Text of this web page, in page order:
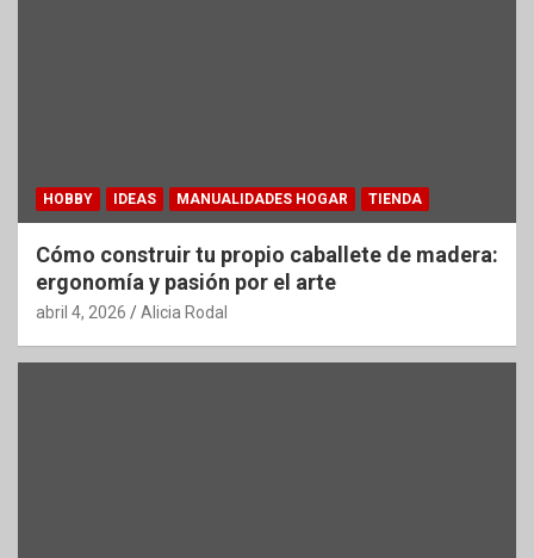
HOBBY IDEAS MANUALIDADES HOGAR TIENDA
Cómo construir tu propio caballete de madera:
ergonomía y pasión por el arte
abril 4, 2026 Alicia Rodal